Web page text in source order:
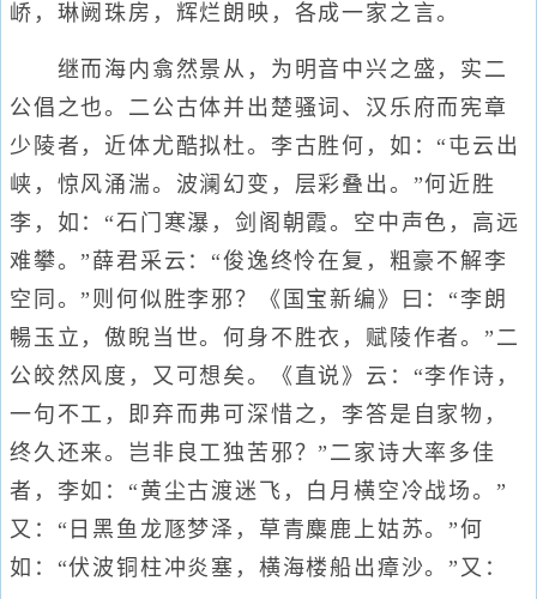
峤，琳阙珠房，辉烂朗映，各成一家之言。
继而海内翕然景从，为明音中兴之盛，实二
公倡之也。二公古体并出楚骚词、汉乐府而宪章
少陵者，近体尤酷拟杜。李古胜何，如：“屯云出
峡，惊风涌湍。波澜幻变，层彩叠出。”何近胜
李，如：“石门寒瀑，剑阁朝霞。空中声色，高远
难攀。”薛君采云：“俊逸终怜在复，粗豪不解李
空同。”则何似胜李邪？《国宝新编》曰：“李朗
暢玉立，傲睨当世。何身不胜衣，赋陵作者。”二
公皎然风度，又可想矣。《直说》云：“李作诗，
一句不工，即弃而弗可深惜之，李答是自家物，
终久还来。岂非良工独苦邪？”二家诗大率多佳
者，李如：“黄尘古渡迷飞，白月横空冷战场。”
又：“日黑鱼龙豗梦泽，草青麋鹿上姑苏。”何
如：“伏波铜柱冲炎塞，横海楼船出瘴沙。”又：